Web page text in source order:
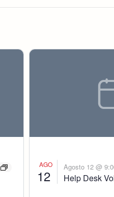
AGO
12
Agosto 12 @
Help Desk